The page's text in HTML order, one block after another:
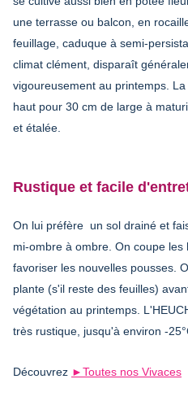
une terrasse ou balcon, en
feuillage, caduque à semi-
climat clément, disparaît
vigoureusement au printemps.
haut pour 30 cm de large à
et étalée.
Rustique et facile
On lui préfère un sol drainé et
mi-ombre à ombre. On coupe
favoriser les nouvelles pousses.
plante (s'il reste des feuilles)
végétation au printemps.
très rustique, jusqu'à environ -
Découvrez ►Toutes nos Vivaces